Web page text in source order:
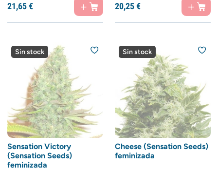
21,65€ 20,25€
Sin stock
Sensation Victory
(Sensation Seeds)
feminizada
Sin stock
Cheese (Sensation Seeds)
feminizada